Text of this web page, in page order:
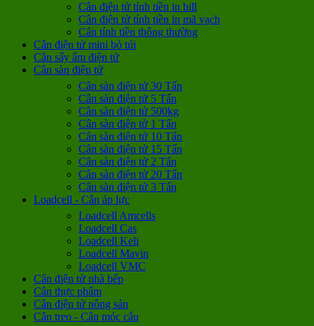
Cân điện tử tính tiền in bill
Cân điện tử tính tiền in mã vạch
Cân tính tiền thông thường
Cân điện tử mini bỏ túi
Cân sấy ẩm điện tử
Cân sàn điện tử
Cân sàn điện tử 30 Tấn
Cân sàn điện tử 5 Tấn
Cân sàn điện tử 500kg
Cân sàn điện tử 1 Tấn
Cân sàn điện tử 10 Tấn
Cân sàn điện tử 15 Tấn
Cân sàn điện tử 2 Tấn
Cân sàn điện tử 20 Tấn
Cân sàn điện tử 3 Tấn
Loadcell - Cân áp lực
Loadcell Amcells
Loadcell Cas
Loadcell Keli
Loadcell Mavin
Loadcell VMC
Cân điện tử nhà bếp
Cân thực phẩm
Cân điện tử nông sản
Cân treo - Cân móc cẩu